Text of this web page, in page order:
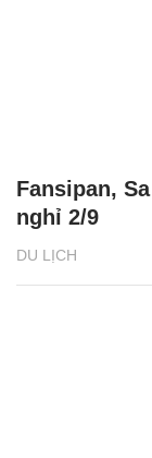
DU LỊCH
Fansipan,
nghỉ 2/9